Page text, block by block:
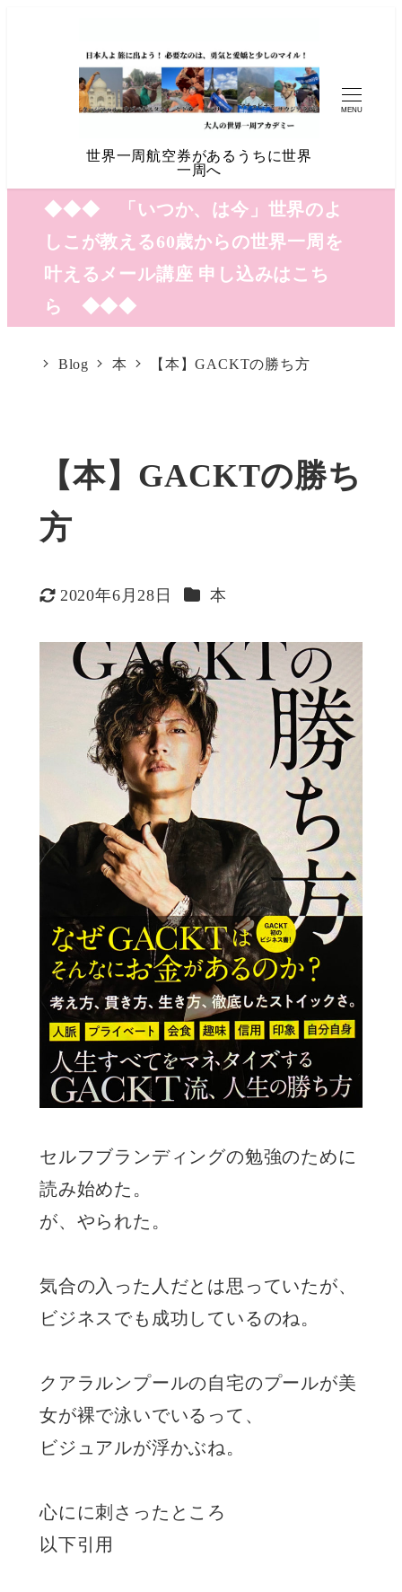
世界一周航空券があるうちに世界
一周へ
MENU
◆◆◆ 「いつか、は今」世界のよ
しこが教える60歳からの世界一周を
叶えるメール講座 申し込みはこち
ら ◆◆◆
Blog 本 【本】GACKTの勝ち方
【本】GACKTの勝ち
方
更新日
2020年6月28日 カテゴリー
本
セルフブランディングの勉強のために
読み始めた。
が、やられた。
気合の入った人だとは思っていたが、
ビジネスでも成功しているのね。
クアラルンプールの自宅のプールが美
女が裸で泳いでいるって、
ビジュアルが浮かぶね。
心にに刺さったところ
以下引用